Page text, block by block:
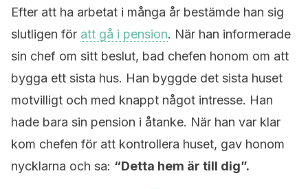
Efter att ha arbetat i många år bestämde han sig
slutligen för att gå i pension. När han informerade
sin chef om sitt beslut, bad chefen honom om att
bygga ett sista hus. Han byggde det sista huset
motvilligt och med knappt något intresse. Han
hade bara sin pension i åtanke. När han var klar
kom chefen för att kontrollera huset, gav honom
nycklarna och sa: “Detta hem är till dig”.